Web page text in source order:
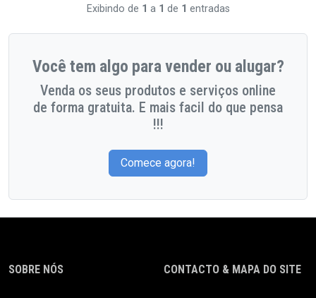
Exibindo de 1 a 1 de 1 entradas
Você tem algo para vender ou alugar?
Venda os seus produtos e serviços online
de forma gratuita. E mais facil do que pensa
!!!
Comece agora!
SOBRE NÓS CONTACTO & MAPA DO SITE